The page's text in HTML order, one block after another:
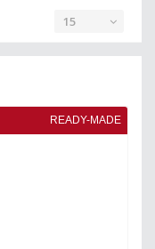
15
READY-MADE